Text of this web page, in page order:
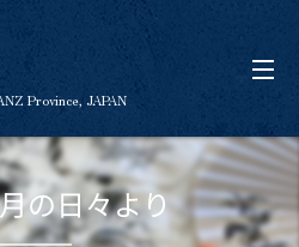
Province, JAPAN
の日々より